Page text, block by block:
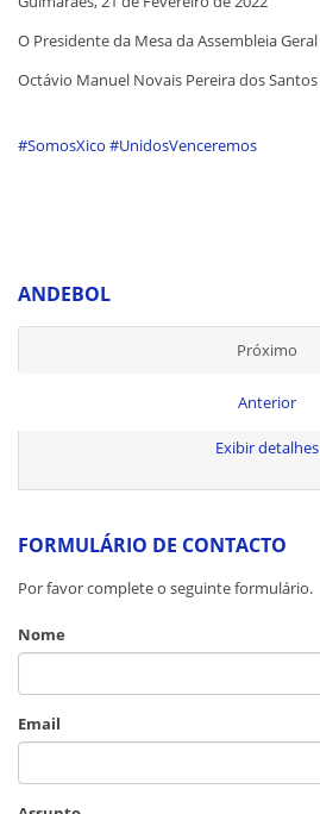
O Presidente da Mesa da Assembleia Geral
Octávio Manuel Novais Pereira dos Santos
#SomosXico #UnidosVenceremos
ANDEBOL
Próximo
Anterior
Exibir detalhes
FORMULÁRIO DE CONTACTO
Por favor complete o seguinte formulário.
Nome
Email